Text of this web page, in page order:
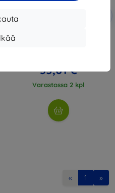
-10%
3mk TechWrap Matte Center
Display Protective film for VW
35,01 €
Varastossa 2 kpl
« 1 »